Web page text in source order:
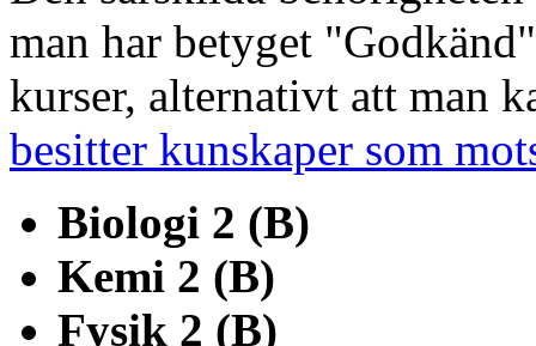
man har betyget
kurser, alternativt att man
besitter kunskaper som
Biologi 2 (B)
Kemi 2 (B)
Fysik 2 (B)